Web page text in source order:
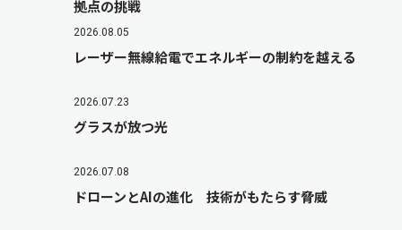
拠点の挑戦
2026.08.05
レーザー無線給電でエネルギーの制約を越える
2026.07.23
グラスが放つ光
2026.07.08
ドローンとAIの進化 技術がもたらす脅威